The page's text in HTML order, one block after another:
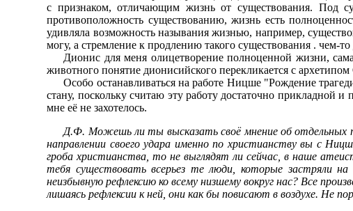
с признаком, отличающим жизнь от существования. Под
противоположность существованию, жизнь есть
удивляла возможность называния жизнью, например,
могу, а стремление к продлению такого существования . чем-
Дионис для меня олицетворение полноценной жизни,
животного понятие дионисийского перекликается с
Особо останавливаться на работе Ницше "Рождение
стану, поскольку считаю эту работу достаточно прикладной
мне её не захотелось.
Д.Ф. Можешь ли ты высказать своё мнение об отдельных
направлении своего удара именно по христианству вы с
гроба христианства, то не выглядят ли сейчас, в наше
тебя существовать всерьез те люди, которые застряли
неизбывную рефлексию ко всему низшему вокруг нас? Все
лишаясь рефлексии к ней, они как бы повисают в воздухе. Не